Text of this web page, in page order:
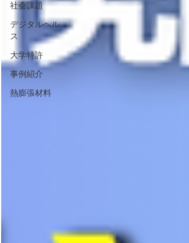
社会課題
デジタルヘル
ス
大学特許
事例紹介
熱膨張材料